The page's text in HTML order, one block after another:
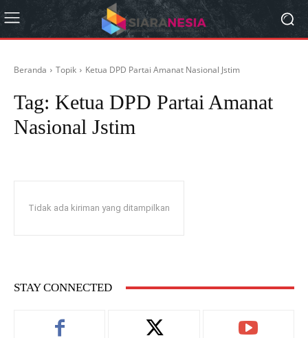
Beranda Topik Ketua DPD Partai Amanat Nasional Jstim
Tag: Ketua DPD Partai Amanat
Nasional Jstim
Tidak ada kiriman yang ditampilkan
STAY CONNECTED